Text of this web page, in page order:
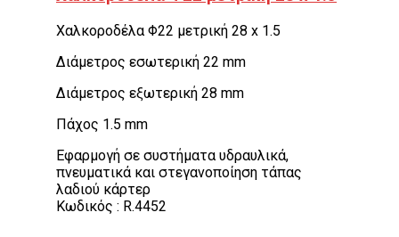
Χαλκοροδέλα Φ22 μετρική 28 x 1.5
Διάμετρος εσωτερική 22 mm
Διάμετρος εξωτερική 28 mm
Πάχος 1.5 mm
Εφαρμογή σε συστήματα υδραυλικά,
πνευματικά και στεγανοποίηση τάπας
λαδιού κάρτερ
Κωδικός : R.4452